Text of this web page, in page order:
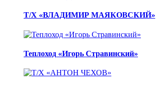
Т/Х «ВЛАДИМИР МАЯКОВСКИЙ»
Теплоход «Игорь Стравинский»